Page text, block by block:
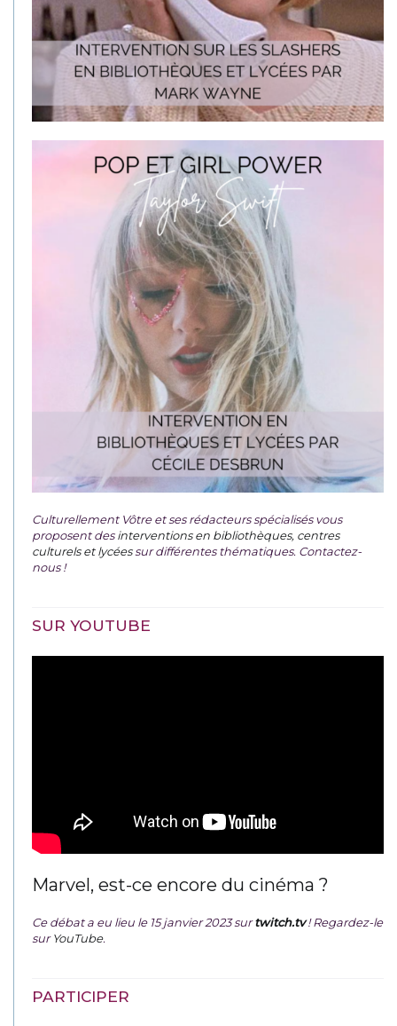
Culturellement Vôtre et ses rédacteurs spécialisés vous
proposent desinterventions en bibliothèques, centres
culturels et lycéessur différentes thématiques. Contactez-
nous !
SUR YOUTUBE
Marvel, est-ce encore du cinéma ?
Ce débat a eu lieu le 15 janvier 2023 surtwitch.tv ! Regardez-le
surYouTube.
PARTICIPER